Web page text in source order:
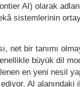
AI) olarak
sistemlerinin
net bir tanımı
büyük dil
en yeni nesil
AI alanındaki